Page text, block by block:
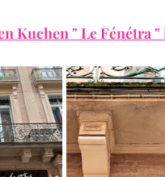
Kuchen " Le Fénétra